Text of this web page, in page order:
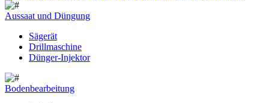
Aussaat und Düngung
Sägerät
Drillmaschine
Dünger-Injektor
Bodenbearbeitung